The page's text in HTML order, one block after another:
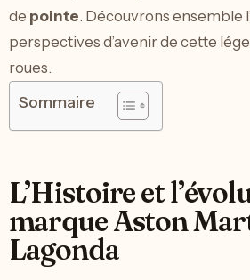
de pointe. Découvrons ensemble
perspectives d’avenir de cette
roues.
Sommaire
L’Histoire et
marque Aston
Lagonda